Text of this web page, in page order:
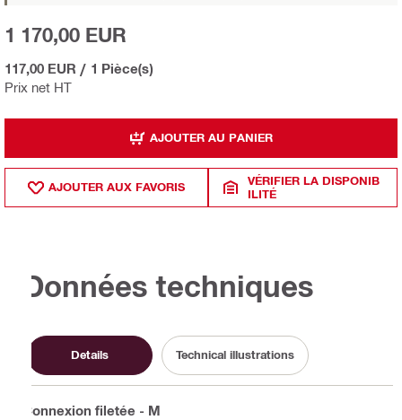
Prix net HT
1 170,00 EUR
117,00 EUR / 1 Pièce(s)
AJOUTER AU PANIER
AJOUTER AUX FAVORIS
VÉRIFIER LA DISPONIB
ILITÉ
Données techniques
Details Technical illustrations
Connexion filetée - M